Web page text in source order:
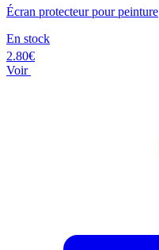
Écran protecteur pour peinture
En stock
2.80€
Voir